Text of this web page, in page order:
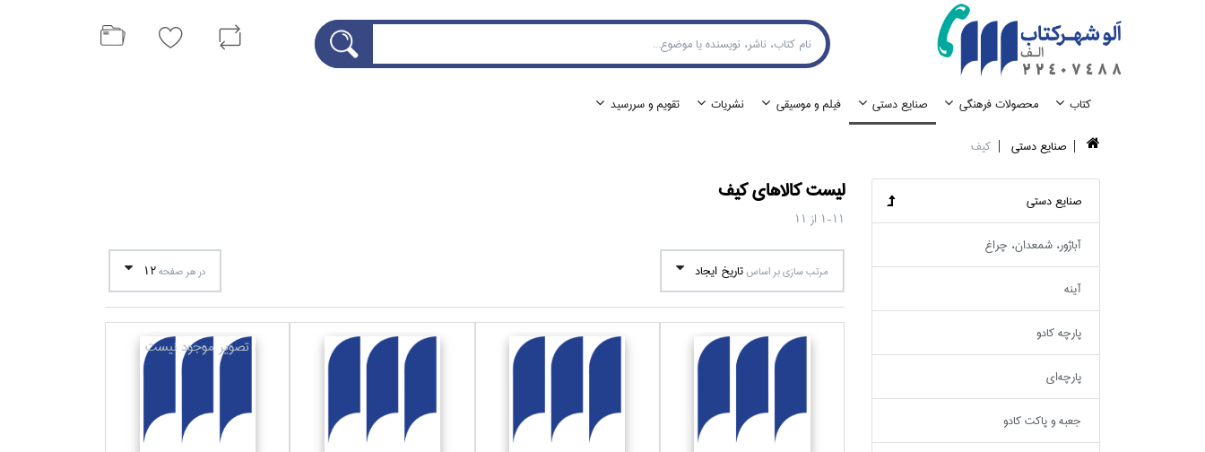
كتاب محصولات فرهنگي صنايع دستي فيلم و موسيقي نشريات
تقويم و سررسيد
صنايع دستي
كيف
صنايع دستي
آباژور، شمعدان، چراغ
آينه
پارچه كادو
پارچه‌اي
جعبه و پاكت كادو
ليست کالا‌هايكيف
1-11 از 11
مرتب سازي بر اساس تاريخ ايجاد در هر صفحه12